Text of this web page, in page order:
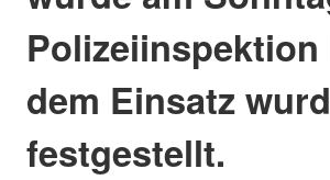
dem Einsatz
festgestellt.